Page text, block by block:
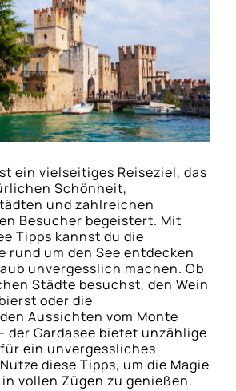
ein vielseitiges Reiseziel, das
Schönheit,
und zahlreichen
Besucher begeistert. Mit
Tipps kannst du die
rund um den See entdecken
unvergesslich machen. Ob
Städte besuchst, den Wein
oder die
Aussichten vom Monte
der Gardasee bietet unzählige
ein unvergessliches
diese Tipps, um die Magie
in vollen Zügen zu genießen.